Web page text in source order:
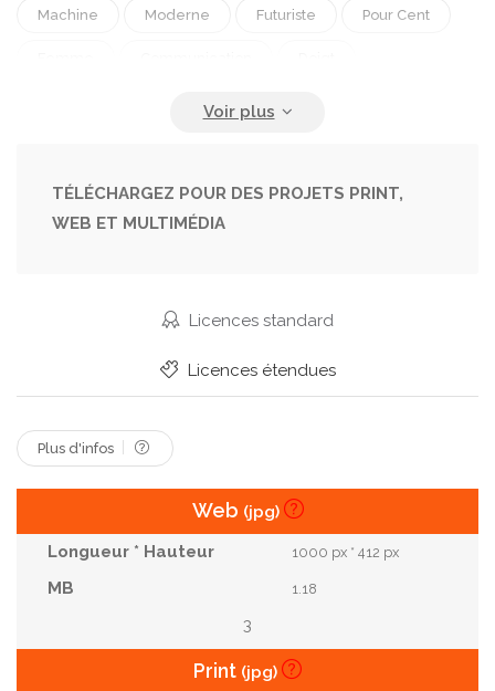
Machine Moderne Futuriste Pour Cent
Données
Robot Cyborg Mécanique Androïde
Robotique Analyse
Humanoïde Hologramme
Intelligence Artificielle
TÉLÉCHARGEZ POUR DES PROJETS PRINT,
WEB ET MULTIMÉDIA
Licences standard
Licences étendues
Plus d'infos
Web (jpg)
1000 px * 412 px
1.18
3
Print (jpg)